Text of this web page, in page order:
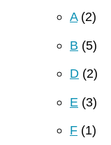
A(2)
B (5)
D (2)
E (3)
F (1)